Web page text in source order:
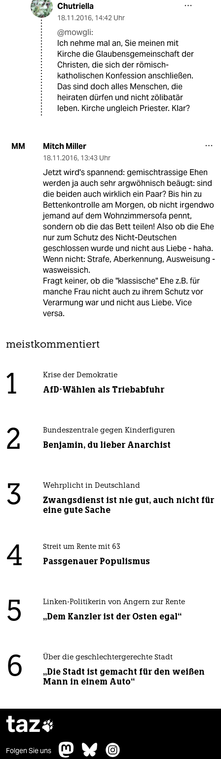
Chutriella
18.11.2016, 14:42 Uhr
@mowgli:
Ich nehme mal an, Sie meinen mit
Kirche die Glaubensgemeinschaft der
Christen, die sich der römisch-
katholischen Konfession anschließen.
Das sind doch alles Menschen, die
heiraten dürfen und nicht zölibatär
leben. Kirche ungleich Priester. Klar?
MM Mitch Miller
18.11.2016, 13:43 Uhr
Jetzt wird's spannend: gemischtrassige Ehen
werden ja auch sehr argwöhnisch beäugt: sind
die beiden auch wirklich ein Paar? Bis hin zu
Bettenkontrolle am Morgen, ob nicht irgendwo
jemand auf dem Wohnzimmersofa pennt,
sondern ob die das Bett teilen! Also ob die Ehe
nur zum Schutz des Nicht-Deutschen
geschlossen wurde und nicht aus Liebe - haha.
Wenn nicht: Strafe, Aberkennung, Ausweisung -
wasweissich.
Fragt keiner, ob die "klassische" Ehe z.B. für
manche Frau nicht auch zu ihrem Schutz vor
Verarmung war und nicht aus Liebe. Vice
versa.
meistkommentiert
1 Krise der Demokratie
AfD-Wählen als Triebabfuhr
2 Bundeszentrale gegen Kinderfiguren
Benjamin, du lieber Anarchist
3 Wehrplicht in Deutschland
Zwangsdienst ist nie gut, auch nicht für
eine gute Sache
4 Streit um Rente mit 63
Passgenauer Populismus
5 Linken-Politikerin von Angern zur Rente
„Dem Kanzler ist der Osten egal“
6 Über die geschlechtergerechte Stadt
„Die Stadt ist gemacht für den weißen
Mann in einem Auto“
taz
Folgen Sie uns